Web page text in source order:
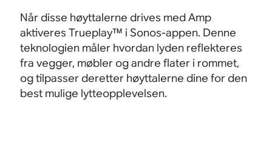
Når disse høyttalerne drives med Amp
aktiveres Trueplay™ i Sonos-appen. Denne
teknologien måler hvordan lyden reflekteres
fra vegger, møbler og andre flater i rommet,
og tilpasser deretter høyttalerne dine for den
best mulige lytteopplevelsen.